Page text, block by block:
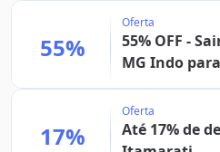
55%
Oferta
55% OFF -
MG Indo
17%
Oferta
Até 17% de